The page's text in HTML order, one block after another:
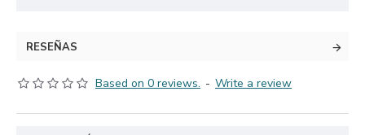
RESEÑAS
Based on 0 reviews. - Write a review